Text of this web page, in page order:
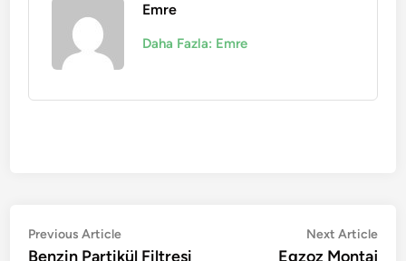
Emre
Daha Fazla: Emre
Yazı
Previous ArticlePrevious
article:
Benzin Partikül Filtresi
Next Article
Egzoz Montaj